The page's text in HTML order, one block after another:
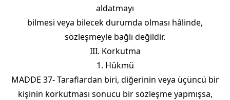
aldatmayı
bilmesi veya bilecek durumda olması hâlinde,
sözleşmeyle bağlı değildir.
III. Korkutma
1. Hükmü
MADDE 37- Taraflardan biri, diğerinin veya üçüncü bir
kişinin korkutması sonucu bir sözleşme yapmışsa,